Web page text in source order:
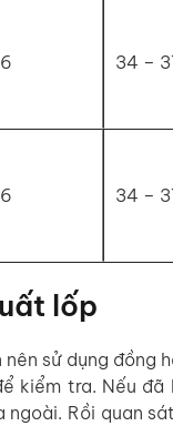
34 –
34 –
lốp
sử dụng đồng
kiểm tra. Nếu
Rồi quan